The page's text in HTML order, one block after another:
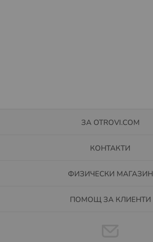
ЗА OTROVI.COM
КОНТАКТИ
ФИЗИЧЕСКИ МАГАЗИН
ПОМОЩ ЗА КЛИЕНТИ